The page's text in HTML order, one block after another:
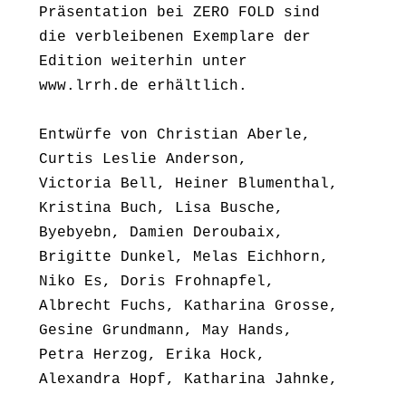
Präsentation bei ZERO FOLD sind
die verbleibenen Exemplare der
Edition weiterhin unter
www.lrrh.de erhältlich.
Entwürfe von Christian Aberle,
Curtis Leslie Anderson,
Victoria Bell, Heiner Blumenthal,
Kristina Buch, Lisa Busche,
Byebyebn, Damien Deroubaix,
Brigitte Dunkel, Melas Eichhorn,
Niko Es, Doris Frohnapfel,
Albrecht Fuchs, Katharina Grosse,
Gesine Grundmann, May Hands,
Petra Herzog, Erika Hock,
Alexandra Hopf, Katharina Jahnke,